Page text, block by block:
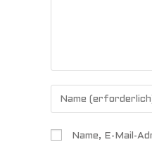
Name, E-Mail-